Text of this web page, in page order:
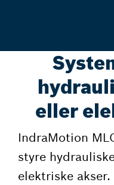
eller
IndraMotion
styre
elektriske